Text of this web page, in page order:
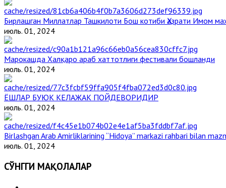
Бирлашган Миллатлар Ташкилоти Бош котиби Ҳазрати Имом
июль. 01, 2024
Марокашда Халқаро араб хаттотлиги фестивали бошланди
июль. 01, 2024
ЁШЛАР БУЮК КЕЛАЖАК ПОЙДЕВОРИДИР
июль. 01, 2024
Birlashgan Arab Amirliklarining “Hidoya” markazi rahbari bilan
июль. 01, 2024
СЎНГГИ МАҚОЛАЛАР